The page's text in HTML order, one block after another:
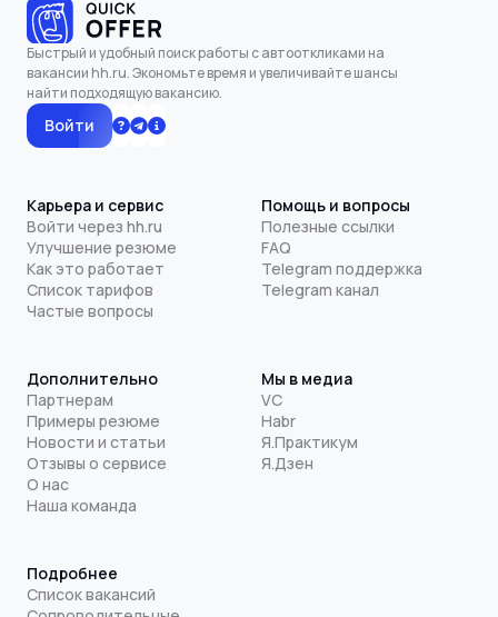
Быстрый и удобный поиск работы с автооткликами на
вакансии hh.ru. Экономьте время и увеличивайте шансы
найти подходящую вакансию.
Войти
Карьера и сервис
Войти через hh.ru
Улучшение резюме
Как это работает
Список тарифов
Частые вопросы
Помощь и вопросы
Полезные ссылки
FAQ
Telegram поддержка
Telegram канал
Дополнительно
Партнерам
Примеры резюме
Новости и статьи
Отзывы о сервисе
О нас
Наша команда
Мы в медиа
VC
Habr
Я.Практикум
Я.Дзен
Подробнее
Список вакансий